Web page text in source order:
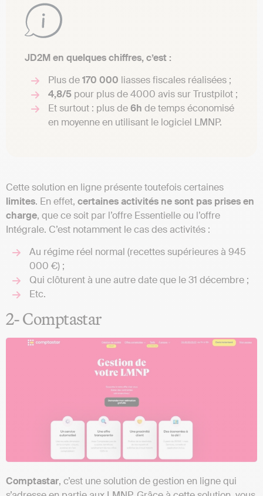
JD2M en quelques chiffres, c’est :
Plus de170 000 liasses fiscales réalisées ;
4,8/5 pour plus de 4000 avis sur Trustpilot ;
Et surtout : plus de6h de temps économisé
en moyenne en utilisant le logiciel LMNP.
Cette solution en ligne présente toutefois certaines
limites. En effet, certaines activités ne sont pas prises en
charge, que ce soit par l’offre Essentielle ou l’offre
Intégrale. C’est notamment le cas des activités :
Au régime réel normal (recettes supérieures à 945
000 €) ;
Qui clôturent à une autre date que le 31 décembre ;
Etc.
2- Comptastar
Comptastar, c’est une solution de gestion en ligne qui